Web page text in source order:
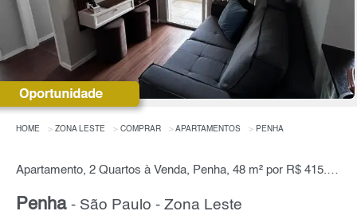
HOME ZONA LESTE COMPRAR APARTAMENTOS PENHA
Apartamento, 2 Quartos à Venda, Penha, 48 m² por R$ 415.000,00
Penha - São Paulo - Zona Leste